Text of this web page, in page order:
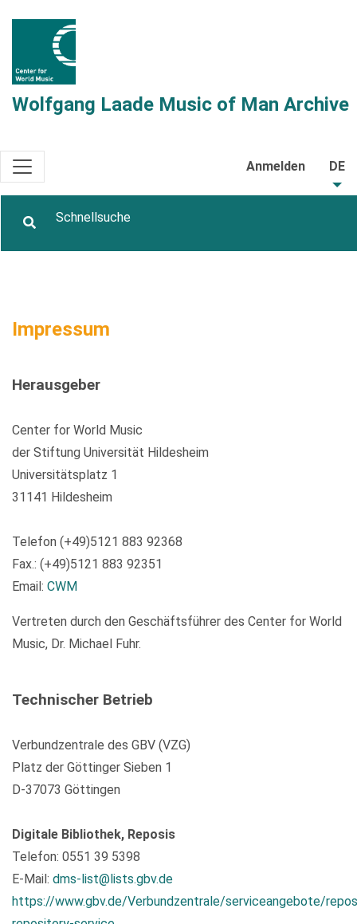
Wolfgang Laade Music of Man Archive
Anmelden DE
Impressum
Herausgeber
Center for World Music
der Stiftung Universität Hildesheim
Universitätsplatz 1
31141 Hildesheim
Telefon (+49)5121 883 92368
Fax.: (+49)5121 883 92351
Email: CWM
Vertreten durch den Geschäftsführer des Center for World
Music, Dr. Michael Fuhr.
Technischer Betrieb
Verbundzentrale des GBV (VZG)
Platz der Göttinger Sieben 1
D-37073 Göttingen
Digitale Bibliothek, Reposis
Telefon: 0551 39 5398
E-Mail: dms-list@lists.gbv.de
https://www.gbv.de/Verbundzentrale/serviceangebote/